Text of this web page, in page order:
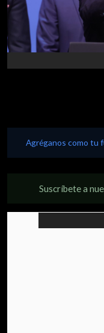
Agréganos como tu
Suscríbete a